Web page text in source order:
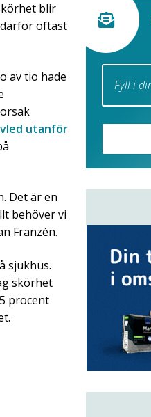
blir
oftast
av tio hade
utanför
Det är en
behöver vi
Franzén.
sjukhus.
skörhet
procent